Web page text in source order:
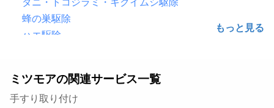
蜂の巣駆除
ハエ駆除
シロアリ駆除
毛虫・チャドクガ駆除
ミツモアの関連サービス一覧
手すり取り付け